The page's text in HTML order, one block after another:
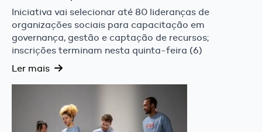
Iniciativa vai selecionar até 80 lideranças de
organizações sociais para capacitação em
governança, gestão e captação de recursos;
inscrições terminam nesta quinta-feira (6)
Ler mais